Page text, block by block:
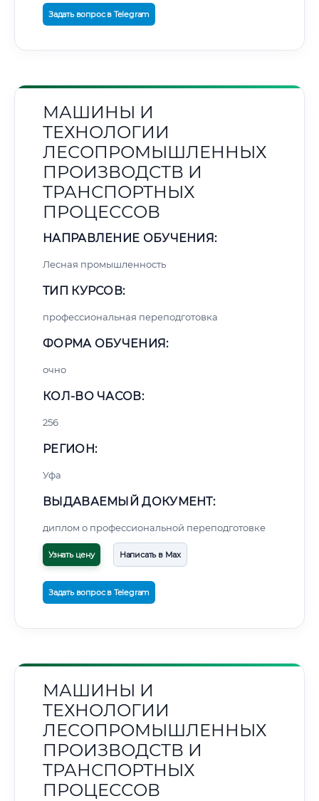
Задать вопрос в Telegram
МАШИНЫ И
ТЕХНОЛОГИИ
ЛЕСОПРОМЫШЛЕННЫХ
ПРОИЗВОДСТВ И
ТРАНСПОРТНЫХ
ПРОЦЕССОВ
НАПРАВЛЕНИЕ ОБУЧЕНИЯ:
Лесная промышленность
ТИП КУРСОВ:
профессиональная переподготовка
ФОРМА ОБУЧЕНИЯ:
очно
КОЛ-ВО ЧАСОВ:
256
РЕГИОН:
Уфа
ВЫДАВАЕМЫЙ ДОКУМЕНТ:
диплом о профессиональной переподготовке
Узнать цену Написать в Max
Задать вопрос в Telegram
МАШИНЫ И
ТЕХНОЛОГИИ
ЛЕСОПРОМЫШЛЕННЫХ
ПРОИЗВОДСТВ И
ТРАНСПОРТНЫХ
ПРОЦЕССОВ